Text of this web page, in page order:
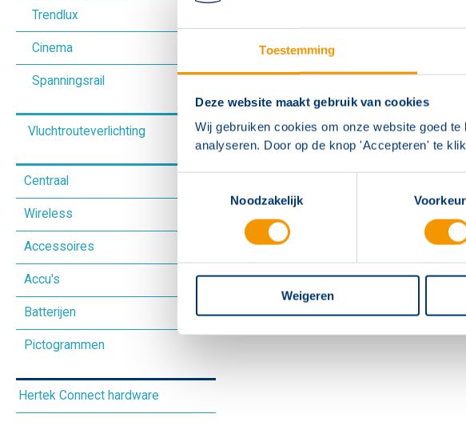
Toestemming
Deze website maakt gebruik van cookies
Wij gebruiken cookies om onze website goed
analyseren. Door op de knop 'Accepteren' te
Noodzakelijk
Weigeren
Voedingen
Trendlux
Cinema
Spanningsrail
Vluchtrouteverlichting
Signlite
Omnilux
Spotlite
Flexlux
Exitlite
Centraal
Vluchtrouteaanduiding
Guidelite
Guidelite+
Flexlux
Cubeview
Longview
Vluchtrouteverlichting
Guidelite
Spotlite
Flexlux
Exitlite
Atexlux
Batterijsystemen
HBN1000
HBN3000
HBN4000
Wireless
Vluchtrouteaanduiding
Guidelite
Guidelite+
Flexlux
Cubeview
Longview
Vluchtrouteverlichting
Guidelite
Spotlite
Flexlux
Exitlite
Wireless systemen
HWN100 dongel
HWN200 black box
Accessoires
Accu's
Batterijen
Pictogrammen
Hertek Connect hardware